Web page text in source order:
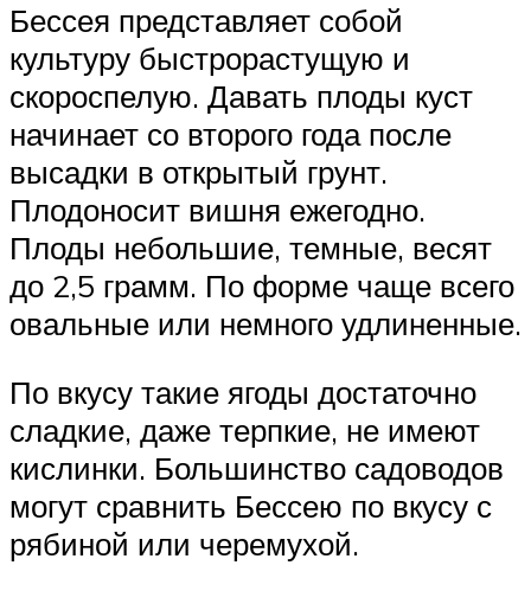
Бессея представляет собой
культуру быстрорастущую и
скороспелую. Давать плоды куст
начинает со второго года после
высадки в открытый грунт.
Плодоносит вишня ежегодно.
Плоды небольшие, темные, весят
до 2,5 грамм. По форме чаще всего
овальные или немного удлиненные.
По вкусу такие ягоды достаточно
сладкие, даже терпкие, не имеют
кислинки. Большинство садоводов
могут сравнить Бессею по вкусу с
рябиной или черемухой.